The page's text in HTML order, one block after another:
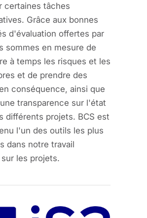
certaines tâches
Grâce aux bonnes
d'évaluation offertes par
sommes en mesure de
à temps les risques et les
et de prendre des
conséquence, ainsi que
transparence sur l'état
différents projets. BCS est
l'un des outils les plus
dans notre travail
les projets.